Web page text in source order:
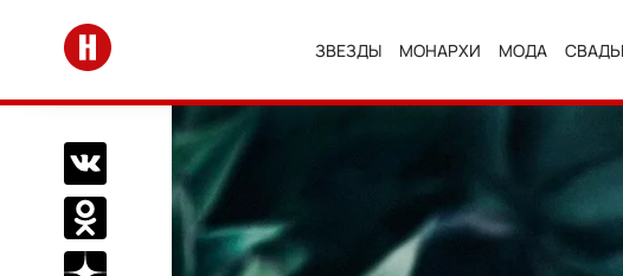
Перейти на главную
ЗВЕЗДЫ МОНАРХИ МОДА
Поделиться Вконтакте
Поделиться в Одноклассниках
Подписаться на нас в Дзен